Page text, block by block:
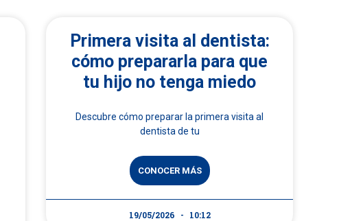
Primera visita al dentista:
cómo prepararla para que
tu hijo no tenga miedo
Descubre cómo preparar la primera visita al
dentista de tu
CONOCER MÁS
19/05/2026 10:12